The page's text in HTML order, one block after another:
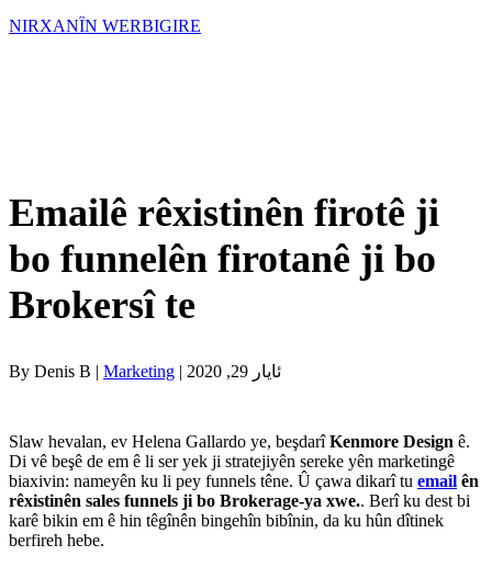
NIRXANÎN WERBIGIRE
Emailê rêxistinên firotê ji
bo funnelên firotanê ji bo
Brokersî te
By Denis B | Marketing | ئایار 29, 2020
Slaw hevalan, ev Helena Gallardo ye, beşdarîKenmore Design ê.
Di vê beşê de em ê li ser yek ji stratejiyên sereke yên marketingê
biaxivin: nameyên ku li pey funnels têne. Û çawa dikarî tu email ên
rêxistinên sales funnels ji bo Brokerage-ya xwe.. Berî ku dest bi
karê bikin em ê hin têgînên bingehîn bibînin, da ku hûn dîtinek
berfireh hebe.